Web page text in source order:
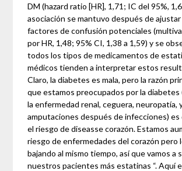
DM (hazard ratio [HR], 1,71; IC del 95%,
asociación se mantuvo después de
factores de confusión potenciales
por HR, 1,48; 95% CI, 1,38 a 1,59) y se
todos los tipos de medicamentos de
médicos tienden a interpretar estos
Claro, la diabetes es mala, pero la razón
que estamos preocupados por la diabetes
la enfermedad renal, ceguera, neuropatía,
amputaciones después de infecciones) es
el riesgo de diseasse corazón. Estamos
riesgo de enfermedades del corazón pero
bajando al mismo tiempo, así que vamos a
nuestros pacientes más estatinas “. Aquí